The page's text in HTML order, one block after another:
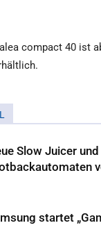
compact 40 ist
Slow Juicer
startet